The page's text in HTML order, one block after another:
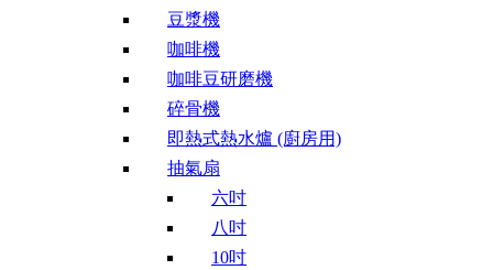
豆漿機
咖啡機
咖啡豆研磨機
碎骨機
即熱式熱水爐 (廚房用)
抽氣扇
六吋
八吋
10吋